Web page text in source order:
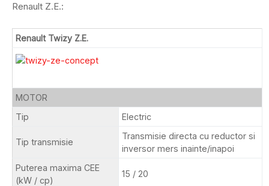
Renault Z.E.:
Renault Twizy Z.E.
MOTOR
Tip
Electric
Tip transmisie
Transmisie directa cu reductor si
inversor mers inainte/inapoi
Puterea maxima CEE
(kW / cp)
15 / 20